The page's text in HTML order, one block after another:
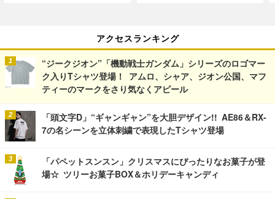
アクセスランキング
“ジークジオン”「機動戦士ガンダム」シリーズのロゴマー
ク入りTシャツ登場！ アムロ、シャア、ジオン公国、マフ
ティーのマークをさり気なくアピール
「頭文字D」“ギャンギャン”を大胆デザイン!! AE86＆RX-
7の名シーンを立体刺繍で表現したTシャツ登場
「パペットスンスン」クリスマスにぴったりなお菓子が登
場☆ ツリーお菓子BOX＆ホリデーキャンディ